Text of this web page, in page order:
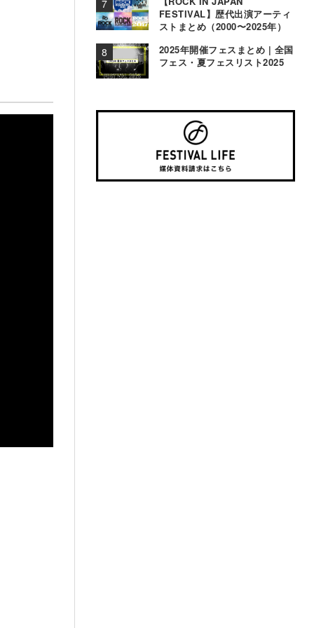
FESTIVAL】歴代出演アーティ
ストまとめ（2000〜2025年）
2025年開催フェスまとめ | 全国
フェス・夏フェスリスト2025